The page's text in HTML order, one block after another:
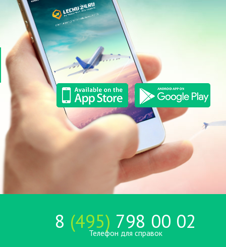
8 (495) 798 00 02
Телефон для справок